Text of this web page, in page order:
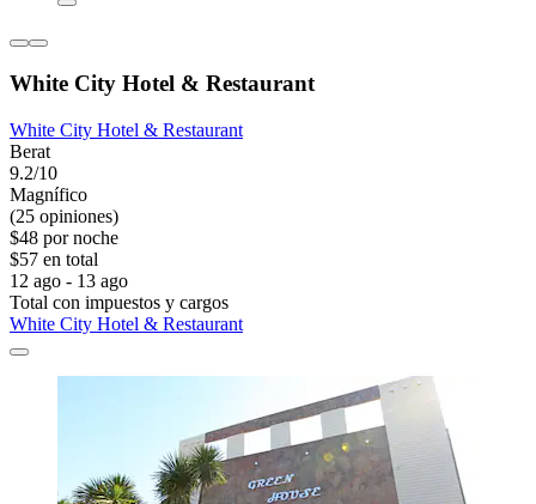
White City Hotel & Restaurant
White City Hotel & Restaurant
Berat
9.2/10
Magnífico
(25 opiniones)
$48 por noche
$57 en total
12 ago - 13 ago
Total con impuestos y cargos
White City Hotel & Restaurant